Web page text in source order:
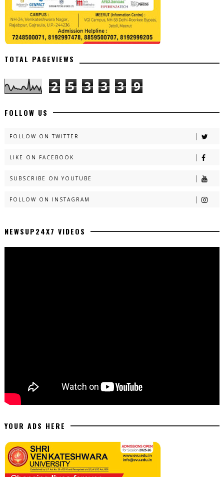
TOTAL PAGEVIEWS
2 5 3 3 3 9
FOLLOW US
FOLLOW ON TWITTER
LIKE ON FACEBOOK
SUBSCRIBE ON YOUTUBE
FOLLOW ON INSTAGRAM
NEWSUP24X7 VIDEOS
YOUR ADS HERE